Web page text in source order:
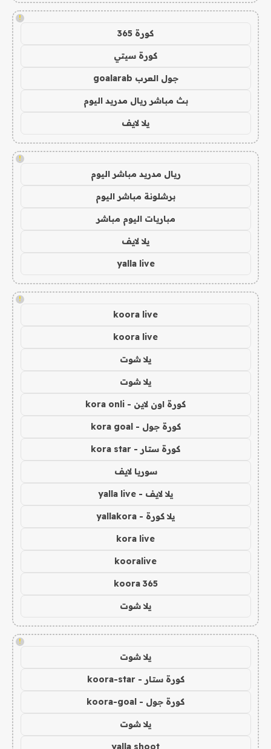
!
كورة 365
كورة سيتي
جول العرب goalarab
بث مباشر ريال مدريد اليوم
يلا لايف
!
ريال مدريد مباشر اليوم
برشلونة مباشر اليوم
مباريات اليوم مباشر
يلا لايف
yalla live
!
koora live
koora live
يلا شوت
يلا شوت
كورة اون لاين - kora onli
كورة جول - kora goal
كورة ستار - kora star
سوريا لايف
يلا لايف - yalla live
يلا كورة - yallakora
kora live
kooralive
koora 365
يلا شوت
!
يلا شوت
كورة ستار - koora-star
كورة جول - koora-goal
يلا شوت
yalla shoot